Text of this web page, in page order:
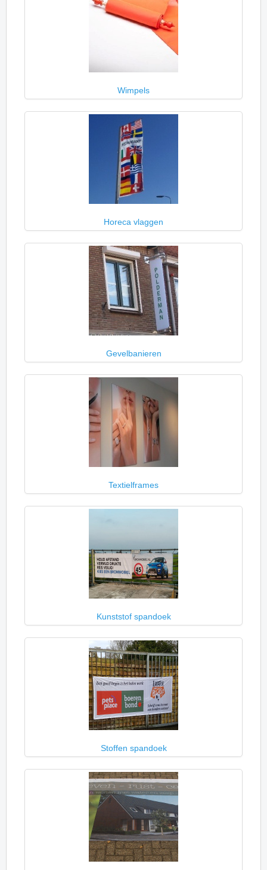
Wimpels
Horeca vlaggen
Gevelbanieren
Textielframes
Kunststof spandoek
Stoffen spandoek